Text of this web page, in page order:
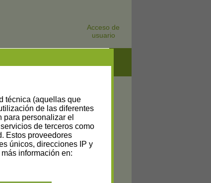
Acceso de
usuario
técnica (aquellas que
de las diferentes
personalizar el
de terceros como
Estos proveedores
únicos, direcciones IP y
información en: